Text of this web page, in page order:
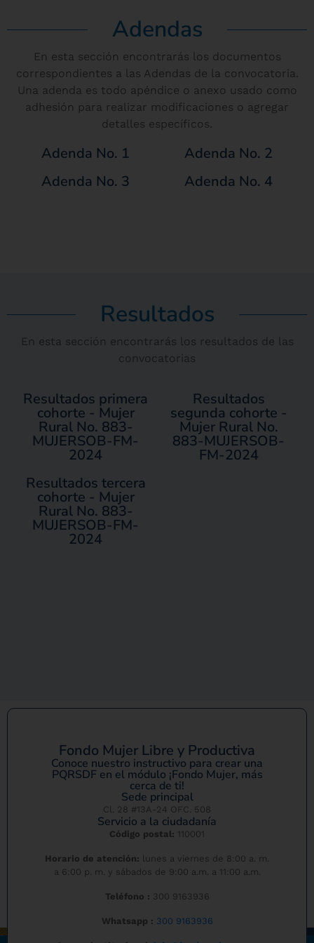
Adendas
En esta sección encontrarás los documentos
correspondientes a las Adendas de la convocatoria.
Una adenda es todo apéndice o anexo usado como
adhesión para realizar modificaciones o agregar
detalles específicos.
Adenda No. 1
Adenda No. 2
Adenda No. 3
Adenda No. 4
Resultados
En esta sección encontrarás los resultados de las
convocatorias
Resultados primera
cohorte - Mujer
Rural No. 883-
MUJERSOB-FM-
2024
Resultados
segunda cohorte -
Mujer Rural No.
883-MUJERSOB-
FM-2024
Resultados tercera
cohorte - Mujer
Rural No. 883-
MUJERSOB-FM-
2024
Fondo Mujer Libre y Productiva
Conoce nuestro instructivo para crear una
PQRSDF en el módulo ¡Fondo Mujer, más
cerca de ti!
Sede principal
Cl. 28 #13A-24 OFC. 508
Servicio a la ciudadanía
Código postal: 110001
Horario de atención: lunes a viernes de 8:00 a. m.
a 6:00 p. m. y sábados de 9:00 a.m. a 11:00 a.m.
Teléfono : 300 9163936
Whatsapp : 300 9163936